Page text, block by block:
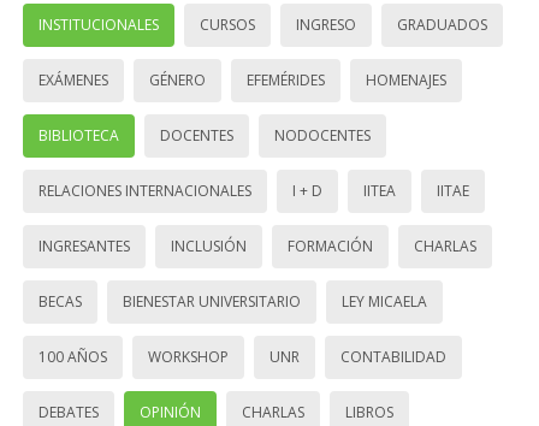
INSTITUCIONALES CURSOS INGRESO GRADUADOS
EXÁMENES GÉNERO EFEMÉRIDES HOMENAJES
BIBLIOTECA DOCENTES NODOCENTES
RELACIONES INTERNACIONALES I + D IITEA IITAE
INGRESANTES INCLUSIÓN FORMACIÓN CHARLAS
BECAS BIENESTAR UNIVERSITARIO LEY MICAELA
100 AÑOS WORKSHOP UNR CONTABILIDAD
DEBATES OPINIÓN CHARLAS LIBROS